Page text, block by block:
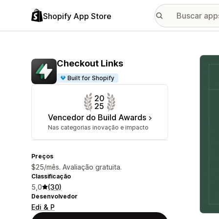
Shopify App Store
Checkout Links
Built for Shopify
20
25
Vencedor do Build Awards
Nas categorias inovação e impacto
Preços
$25/mês. Avaliação gratuita.
Classificação
5,0 (30)
Desenvolvedor
Edi & P